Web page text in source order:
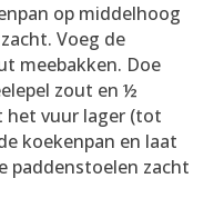
op middelhoog
Voeg de
meebakken. Doe
zout en ½
het vuur lager (tot
koekenpan en laat
paddenstoelen zacht